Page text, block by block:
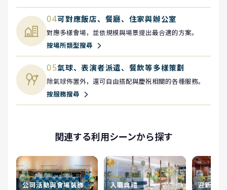
04可對應飯店、餐廳、住家與辦公室
對應多樣會場，並依規模與場景提出最合適的方案。
按場所類型搜尋
05氣球、表演者派遣、餐飲等多樣策劃
除氣球佈置外，還可自由搭配與慶祝相關的各種服務。
按服務搜尋
関連する利用シーンから探す
公司活動與會場裝飾 入職典禮 迎新送舊